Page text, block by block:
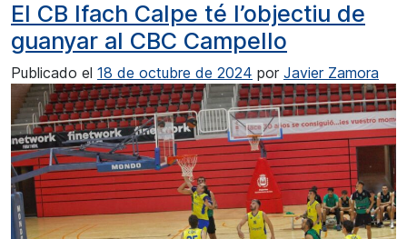
El CB Ifach Calpe té l’objectiu de
guanyar al CBC Campello
Publicado el 18 de octubre de 2024 por Javier Zamora